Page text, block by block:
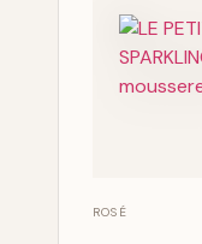
ROSÉ